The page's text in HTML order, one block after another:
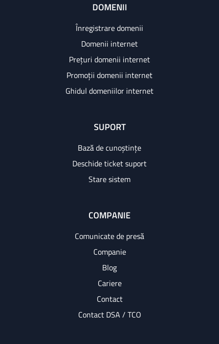
DOMENII
Înregistrare domenii
Domenii internet
Prețuri domenii internet
Promoții domenii internet
Ghidul domeniilor internet
SUPORT
Bază de cunoștințe
Deschide ticket suport
Stare sistem
COMPANIE
Comunicate de presă
Companie
Blog
Cariere
Contact
Contact DSA / TCO